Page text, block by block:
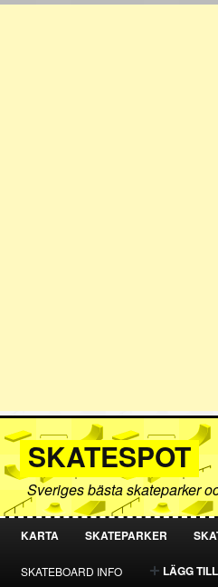
SKATESPOT
Sveriges bästa skateparker
HOPPA
HOPPA
KARTA SKATEPARKER
SKATEBOARD INFO LÄGG TILL